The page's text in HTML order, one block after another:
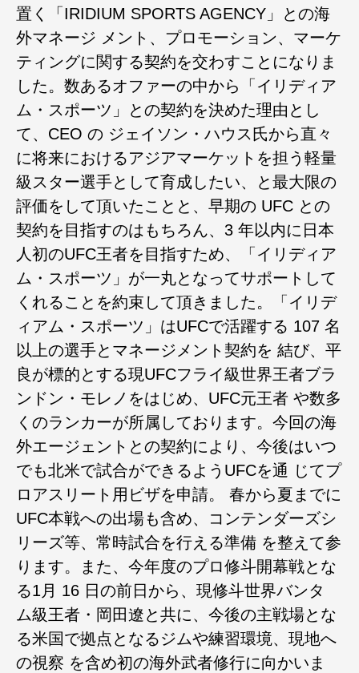
置く「IRIDIUM SPORTS AGENCY」との海
外マネージ メント、プロモーション、マーケ
ティングに関する契約を交わすことになりま
した。数あるオファーの中から「イリディア
ム・スポーツ」との契約を決めた理由とし
て、CEO の ジェイソン・ハウス氏から直々
に将来におけるアジアマーケットを担う軽量
級スター選手として育成したい、と最大限の
評価をして頂いたことと、早期の UFC との
契約を目指すのはもちろん、3 年以内に日本
人初のUFC王者を目指すため、「イリディア
ム・スポーツ」が一丸となってサポートして
くれることを約束して頂きました。「イリデ
ィアム・スポーツ」はUFCで活躍する 107 名
以上の選手とマネージメント契約を 結び、平
良が標的とする現UFCフライ級世界王者ブラ
ンドン・モレノをはじめ、UFC元王者 や数多
くのランカーが所属しております。今回の海
外エージェントとの契約により、今後はいつ
でも北米で試合ができるようUFCを通 じてプ
ロアスリート用ビザを申請。 春から夏までに
UFC本戦への出場も含め、コンテンダーズシ
リーズ等、常時試合を行える準備 を整えて参
ります。また、今年度のプロ修斗開幕戦とな
る1月 16 日の前日から、現修斗世界バンタ
ム級王者・岡田遼と共に、今後の主戦場とな
る米国で拠点となるジムや練習環境、現地へ
の視察 を含め初の海外武者修行に向かいま